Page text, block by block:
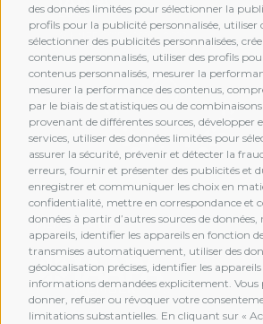
des données limitées pour sélectionner la
profils pour la publicité personnalisée, utiliser
sélectionner des publicités personnalisées,
contenus personnalisés, utiliser des profils
contenus personnalisés, mesurer la
mesurer la performance des contenus,
par le biais de statistiques ou de
provenant de différentes sources, développer
services, utiliser des données limitées pour
assurer la sécurité, prévenir et détecter la
erreurs, fournir et présenter des publicités et
enregistrer et communiquer les choix en
confidentialité, mettre en correspondance et
données à partir d’autres sources de
appareils, identifier les appareils en fonction
transmises automatiquement, utiliser des
géolocalisation précises, identifier les
informations demandées explicitement.
donner, refuser ou révoquer votre
limitations substantielles. En cliquant sur «
MEMBERSHIP